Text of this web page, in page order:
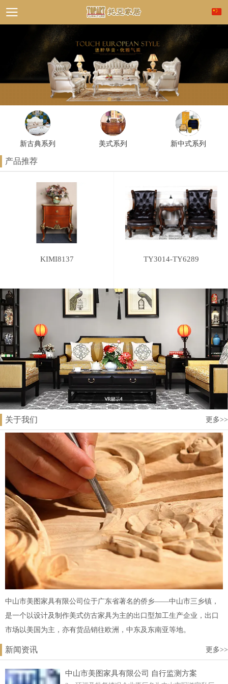
新古典系列 美式系列 新中式系列
产品推荐
KIMI8137 TY3014-TY6289
关于我们 更多>>
中山市美图家具有限公司位于广东省著名的侨乡——中山市三乡镇，
是一个以设计及制作美式仿古家具为主的出口型加工生产企业，出口
市场以美国为主，亦有货品销往欧洲，中东及东南亚等地。
新闻资讯 更多>>
中山市美图家具有限公司 自行监测方案